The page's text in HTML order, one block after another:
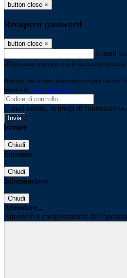
button close ×
Recupero password
button close ×
E-mail
all'indirizzo indicato con le istruzioni
Non hai una e-mail associata al nome utente?
tramite la Login Spaggiari
E-mail inviata, si prega di controllare la
Errore
Chiudi
Successo
Chiudi
Informazione
Chiudi
Attendere...
Attendere il completamento